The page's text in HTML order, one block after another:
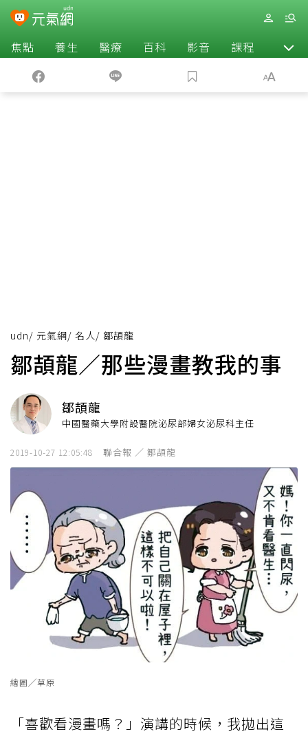
焦點 養生 醫療 百科 影音 課程 退休
udn/ 元氣網/ 名人/ 鄒頡龍
鄒頡龍／那些漫畫教我的事
鄒頡龍
中國醫藥大學附設醫院泌尿部婦女泌尿科主任
2019-10-27 12:05:48 聯合報 ／ 鄒頡龍
繪圖╱草原
「喜歡看漫畫嗎？」演講的時候，我拋出這